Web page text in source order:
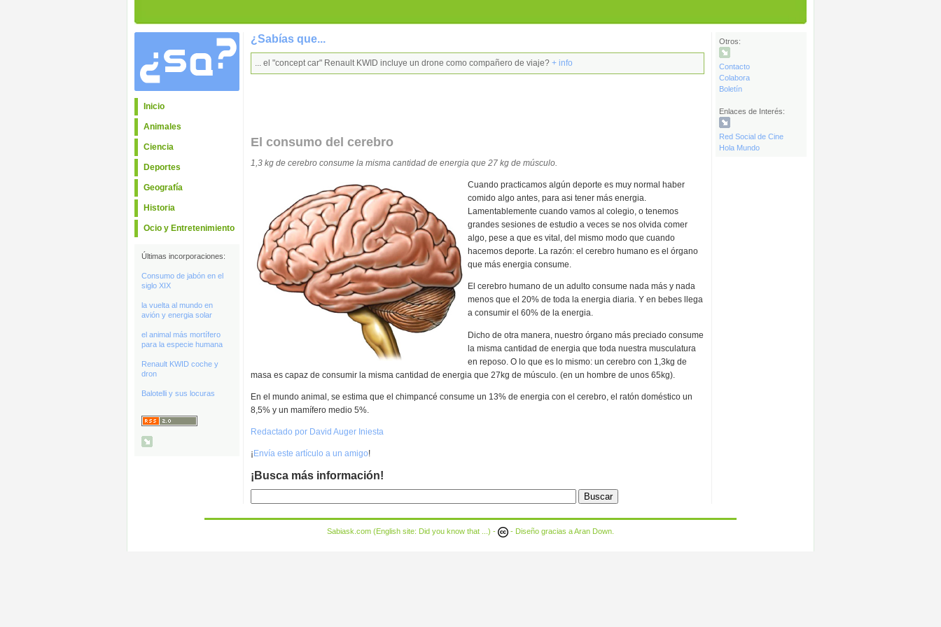
Otros:
Contacto
Colabora
Boletín
Enlaces de Interés:
Red Social de Cine
Hola Mundo
Inicio
Animales
Ciencia
Deportes
Geografía
Historia
Ocio y Entretenimiento
Últimas incorporaciones:
Consumo de jabón en el
siglo XIX
la vuelta al mundo en
avión y energia solar
el animal más mortífero
para la especie humana
Renault KWID coche y
dron
Balotelli y sus locuras
¿Sabías que...
... el "concept car" Renault KWID incluye un drone como compañero de viaje? + info
El consumo del cerebro
1,3 kg de cerebro consume la misma cantidad de energia que 27 kg de músculo.
Cuando practicamos algún deporte es muy normal haber
comido algo antes, para asi tener más energia.
Lamentablemente cuando vamos al colegio, o tenemos
grandes sesiones de estudio a veces se nos olvida comer
algo, pese a que es vital, del mismo modo que cuando
hacemos deporte. La razón: el cerebro humano es el órgano
que más energia consume.
El cerebro humano de un adulto consume nada más y nada
menos que el 20% de toda la energia diaria. Y en bebes llega
a consumir el 60% de la energia.
Dicho de otra manera, nuestro órgano más preciado consume
la misma cantidad de energia que toda nuestra musculatura
en reposo. O lo que es lo mismo: un cerebro con 1,3kg de
masa es capaz de consumir la misma cantidad de energia que 27kg de músculo. (en un hombre de unos 65kg).
En el mundo animal, se estima que el chimpancé consume un 13% de energia con el cerebro, el ratón doméstico un
8,5% y un mamífero medio 5%.
Redactado por David Auger Iniesta
¡ Envía este artículo a un amigo!
¡Busca más información!
Sabiask.com (English site: Did you know that ...) - - Diseño gracias aAran Down.